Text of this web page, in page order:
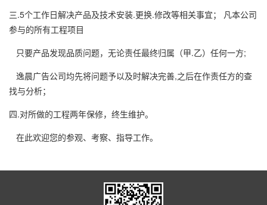
三.5个工作日解决产品及技术安装.更换.修改等相关事宜； 凡本公司
参与的所有工程项目
只要产品发现品质问题，无论责任最终归属（甲.乙）任何一方;
逸晨广告公司均先将问题予以及时解决完善,之后在作责任方的查
找与分析；
四.对所做的工程两年保修，终生维护。
在此欢迎您的参观、考察、指导工作。